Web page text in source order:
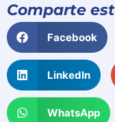
Comparte
Facebook
LinkedIn
WhatsApp